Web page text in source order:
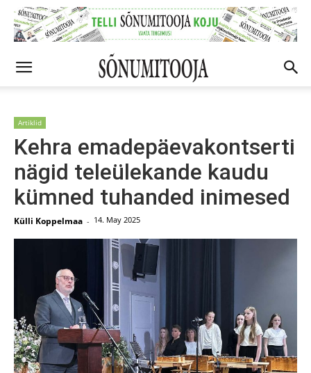
Artiklid
Kehra emadepäevakontserti
nägid teleülekande kaudu
kümned tuhanded inimesed
Külli Koppelmaa - 14. May 2025